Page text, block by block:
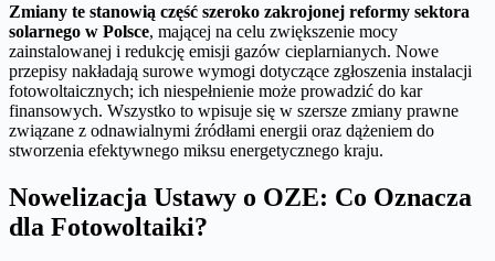
Zmiany te stanowią część szeroko zakrojonej reformy sektora
solarnego w Polsce, mającej na celu zwiększenie mocy
zainstalowanej i redukcję emisji gazów cieplarnianych. Nowe
przepisy nakładają surowe wymogi dotyczące zgłoszenia instalacji
fotowoltaicznych; ich niespełnienie może prowadzić do kar
finansowych. Wszystko to wpisuje się w szersze zmiany prawne
związane z odnawialnymi źródłami energii oraz dążeniem do
stworzenia efektywnego miksu energetycznego kraju.
Nowelizacja Ustawy o OZE: Co Oznacza
dla Fotowoltaiki?